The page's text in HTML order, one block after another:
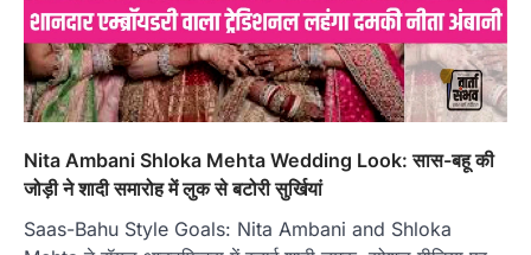
Nita Ambani Shloka Mehta Wedding Look: सास-बहू की
जोड़ी ने शादी समारोह में लुक से बटोरी सुर्खियां
Saas-Bahu Style Goals: Nita Ambani and Shloka